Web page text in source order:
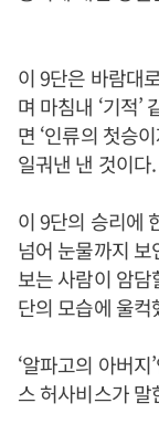
이 9단은 바람대
며 마침내 ‘기적’
면 ‘인류의 첫승
일궈낸 낸 것이다.
이 9단의 승리에
넘어 눈물까지
보는 사람이 암
단의 모습에 울
‘알파고의 아버
스 허사비스가 말